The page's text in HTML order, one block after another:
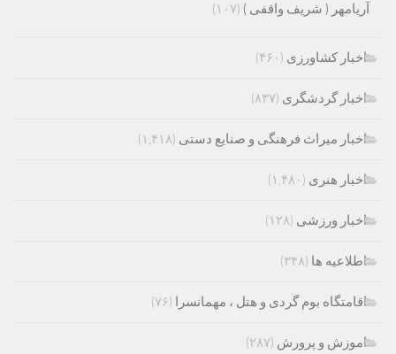
آریامهر ( شریف واقفی ) (۱۰۷)
اخبار کشاورزی (۴۶۰)
اخبار گردشگری (۸۳۷)
اخبار میراث فرهنگی و صنایع دستی (۱,۴۱۸)
اخبار هنری (۱,۴۸۰)
اخبار ورزشی (۱۲۸)
اطلاعیه ها (۳۴۸)
اقامتگاه بوم گردی و هتل ، مهمانسرا (۷۶)
اموزش و پرورش (۲۸۷)